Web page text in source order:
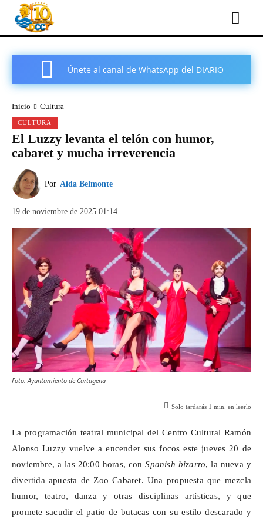
Únete al canal de WhatsApp del DIARIO
Inicio Cultura
CULTURA
El Luzzy levanta el telón con humor,
cabaret y mucha irreverencia
Por Aida Belmonte
19 de noviembre de 2025 01:14
Foto: Ayuntamiento de Cartagena
Solo tardarás 1 min. en leerlo
La programación teatral municipal del Centro Cultural Ramón
AlonsoLuzzy vuelve a encender sus focos este jueves 20 de
noviembre, a las 20:00 horas, conSpanish bizarro, la nueva y
divertida apuesta de ZooCabaret. Una propuesta que mezcla
humor, teatro, danza y otras disciplinas artísticas, y que
promete sacudir el patio de butacas con su estilo descarado y